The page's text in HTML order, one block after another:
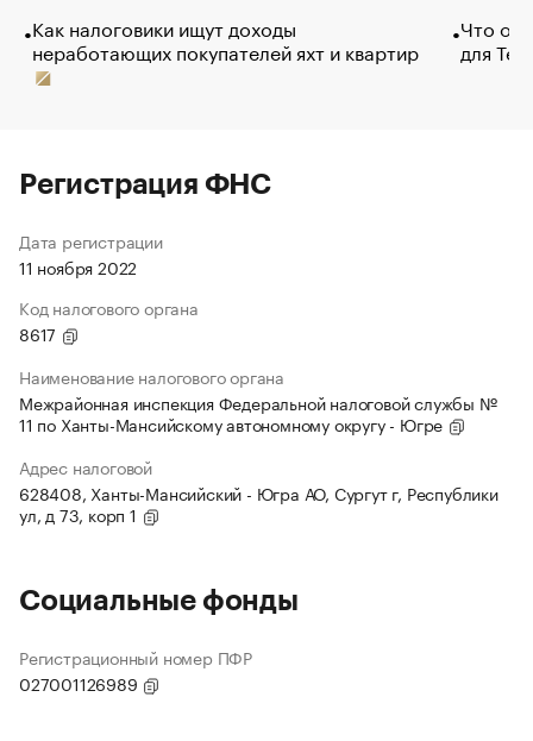
Как налоговики ищут доходы
неработающих покупателей яхт и квартир
Что
для
Регистрация ФНС
Дата регистрации
11 ноября 2022
Код налогового органа
8617
Наименование налогового органа
Межрайонная инспекция Федеральной налоговой службы №
11 по Ханты-Мансийскому автономному округу - Югре
Адрес налоговой
628408, Ханты-Мансийский - Югра АО, Сургут г, Республики
ул, д 73, корп 1
Социальные фонды
Регистрационный номер ПФР
027001126989